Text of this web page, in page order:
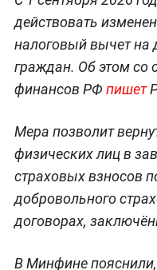
действовать
налоговый вычет на
граждан. Об этом со
финансов РФ пишет
Мера позволит
физических лиц в
страховых взносов
добровольного
договорах,
В Минфине